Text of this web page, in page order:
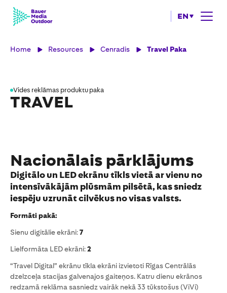
EN
Home Resources Cenradis Travel Paka
Vides reklāmas produktu paka
TRAVEL
Nacionālais pārklājums
Digitālo un LED ekrānu tīkls vietā ar vienu no
intensīvākājām plūsmām pilsētā, kas sniedz
iespēju uzrunāt cilvēkus no visas valsts.
Formāti pakā:
Sienu digitālie ekrāni:7
Lielformāta LED ekrāni:2
“Travel Digital” ekrānu tīkla ekrāni izvietoti Rīgas Centrālās
dzelzceļa stacijas galvenajos gaiteņos. Katru dienu ekrānos
redzamā reklāma sasniedz vairāk nekā 33 tūkstošus (ViVi)